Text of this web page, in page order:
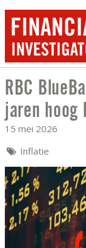
RBC
RBC
jaren hoog
15 mei 2026
Inflatie